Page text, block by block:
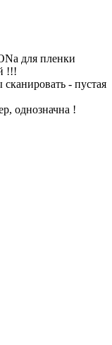
для пленки
!!!
- пустая
однозначна !